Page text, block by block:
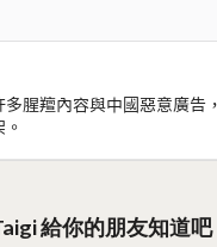
腥羶內容與中國惡意廣告
給你的朋友知道吧